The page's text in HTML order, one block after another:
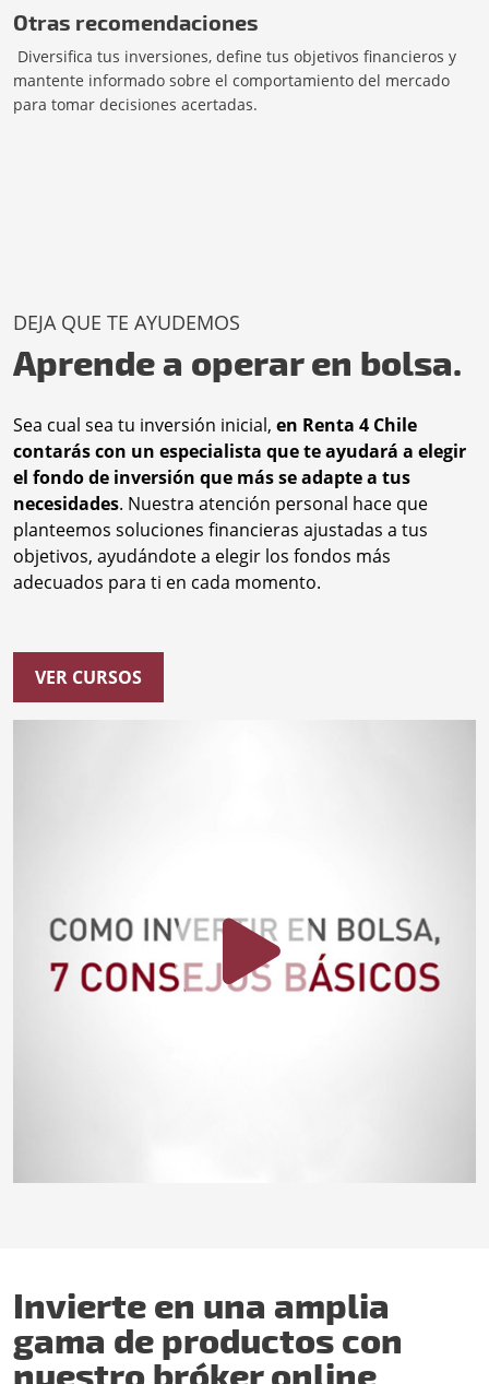
Otras recomendaciones
Diversifica tus inversiones, define tus objetivos financieros y
mantente informado sobre el comportamiento del mercado
para tomar decisiones acertadas.
DEJA QUE TE AYUDEMOS
Aprende a operar en bolsa.
Sea cual sea tu inversión inicial, en Renta 4 Chile
contarás con un especialista que te ayudará a elegir
el fondo de inversión que más se adapte a tus
necesidades. Nuestra atención personal hace que
planteemos soluciones financieras ajustadas a tus
objetivos, ayudándote a elegir los fondos más
adecuados para ti en cada momento.
VER CURSOS
Invierte en una amplia
gama de productos con
nuestro bróker online